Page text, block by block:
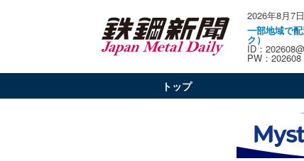
2026年8月7
一部地域で
ク）
ID：
PW：202608
トップ